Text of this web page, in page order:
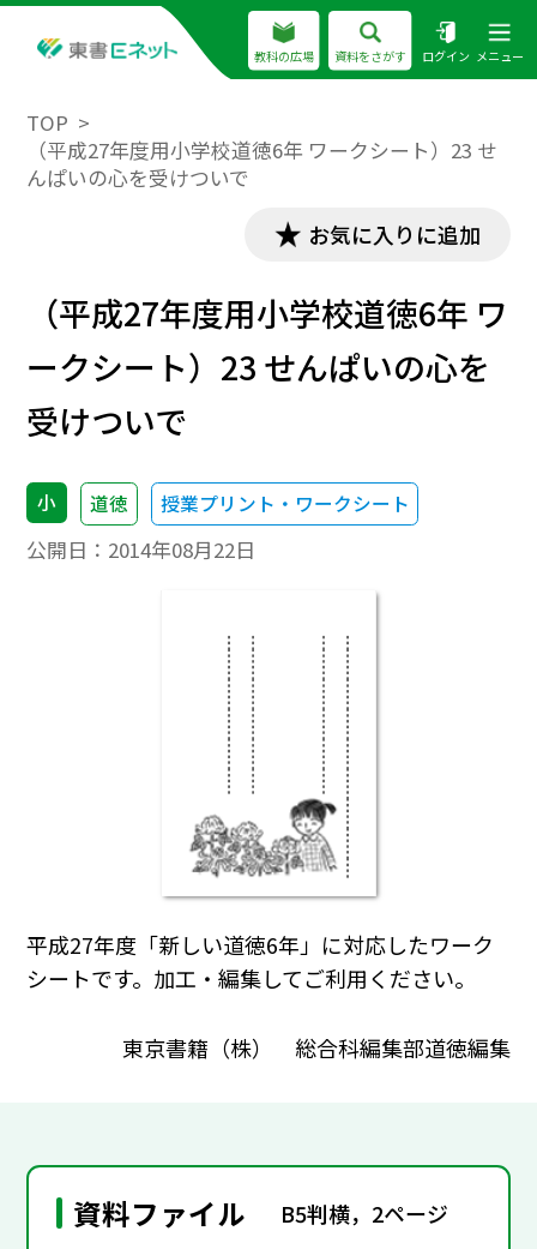
教科の広場 資料をさがす ログイン メニュー
TOP
（平成27年度用小学校道徳6年 ワークシート）23 せ
んぱいの心を受けついで
お気に入りに追加
（平成27年度用小学校道徳6年 ワ
ークシート）23 せんぱいの心を
受けついで
小 道徳 授業プリント・ワークシート
公開日： 2014年08月22日
平成27年度「新しい道徳6年」に対応したワーク
シートです。加工・編集してご利用ください。
東京書籍（株） 総合科編集部道徳編集
資料ファイル B5判横，2ページ